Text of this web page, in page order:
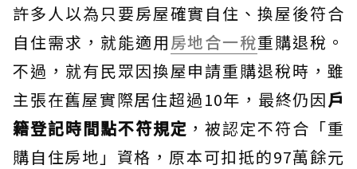
許多人以為只要房屋確實自住、換屋後符合
自住需求，就能適用房地合一稅重購退稅。
不過，就有民眾因換屋申請重購退稅時，雖
主張在舊屋實際居住超過10年，最終仍因戶
籍登記時間點不符規定 ，被認定不符合「重
購自住房地」資格，原本可扣抵的97萬餘元